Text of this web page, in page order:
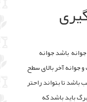
باشد جوانه
جوانه آخر بالای سطح
تا بتواند راحتر
باید باشد که